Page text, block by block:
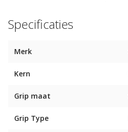
Specificaties
Merk
Kern
Grip maat
Grip Type